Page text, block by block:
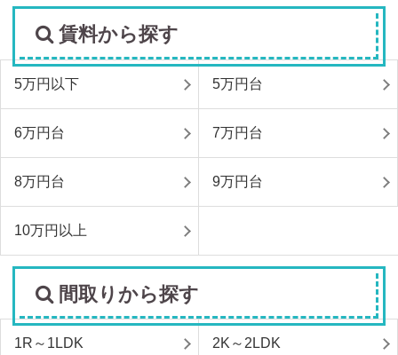
賃料から探す
5万円以下 5万円台
6万円台 7万円台
8万円台 9万円台
10万円以上
間取りから探す
1R～1LDK 2K～2LDK